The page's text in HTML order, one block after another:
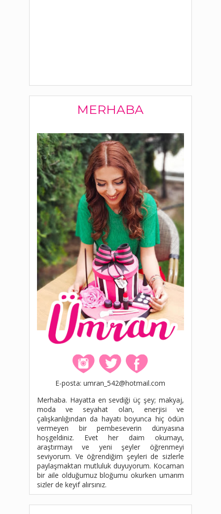
MERHABA
E-posta: umran_542@hotmail.com
Merhaba. Hayatta en sevdiği üç şey; makyaj,
moda ve seyahat olan, enerjisi ve
çalışkanlığından da hayatı boyunca hiç ödün
vermeyen bir pembeseverin dünyasına
hoşgeldiniz. Evet her daim okumayı,
araştırmayı ve yeni şeyler öğrenmeyi
seviyorum. Ve öğrendiğim şeyleri de sizlerle
paylaşmaktan mutluluk duyuyorum. Kocaman
bir aile olduğumuz bloğumu okurken umarım
sizler de keyif alırsınız.